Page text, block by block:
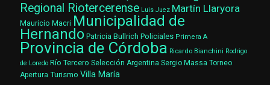
Regional Riotercerense Luis Juez Martín Llaryora
Mauricio Macri Municipalidad de
Hernando Patricia Bullrich Policiales Primera A
Provincia de Córdoba Ricardo Bianchini Rodrigo
de Loredo Río Tercero Selección Argentina Sergio Massa Torneo
Apertura Turismo Villa María